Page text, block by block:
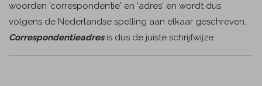
woorden 'correspondentie' en 'adres' en wordt dus
volgens de Nederlandse spelling aan elkaar geschreven.
Correspondentieadresis dus de juiste schrijfwijze.